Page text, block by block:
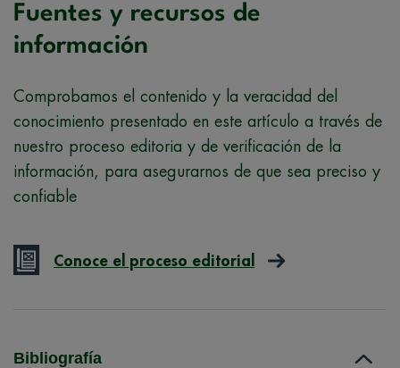
Fuentes y recursos de
información
Comprobamos el contenido y la veracidad del
conocimiento presentado en este artículo a través de
nuestro proceso editoria y de verificación de la
información, para asegurarnos de que sea preciso y
confiable
Conoce el proceso editorial
Bibliografía